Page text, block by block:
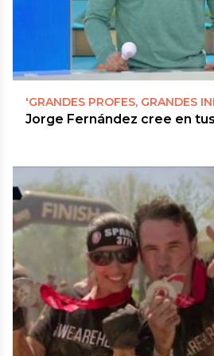
'GRANDES PROFES, GRANDES
Jorge Fernández cree en